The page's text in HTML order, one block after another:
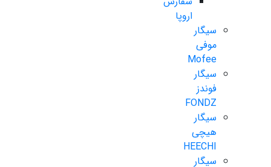
اروپا
سیگار
موفی
Mofee
سیگار
فوندز
FONDZ
سیگار
هیچی
HEECHI
سیگار